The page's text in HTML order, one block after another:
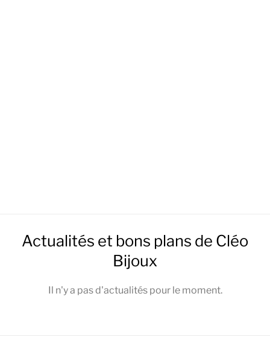
Actualités et bons plans de Cléo
Bijoux
Il n'y a pas d'actualités pour le moment.